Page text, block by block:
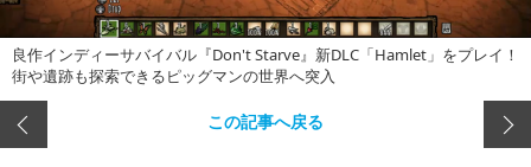
良作インディーサバイバル『Don't Starve』新DLC「Hamlet」をプレイ！
街や遺跡も探索できるピッグマンの世界へ突入
この記事へ戻る